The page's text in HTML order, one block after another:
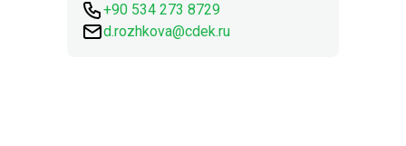
+90 534 273 8729
d.rozhkova@cdek.ru